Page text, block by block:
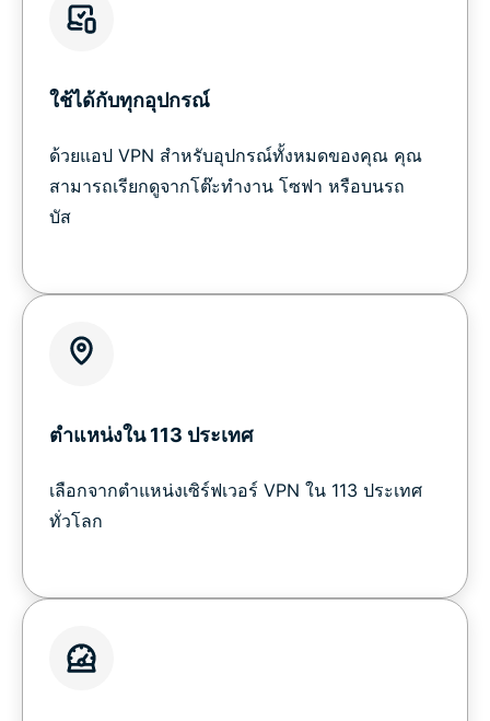
ใช้ได้กับทุกอุปกรณ์
ด้วยแอป VPN สำหรับอุปกรณ์ทั้งหมดของคุณ คุณ
สามารถเรียกดูจากโต๊ะทำงาน โซฟา หรือบนรถ
บัส
ตำแหน่งใน 113 ประเทศ
เลือกจากตำแหน่งเซิร์ฟเวอร์ VPN ใน 113 ประเทศ
ทั่วโลก